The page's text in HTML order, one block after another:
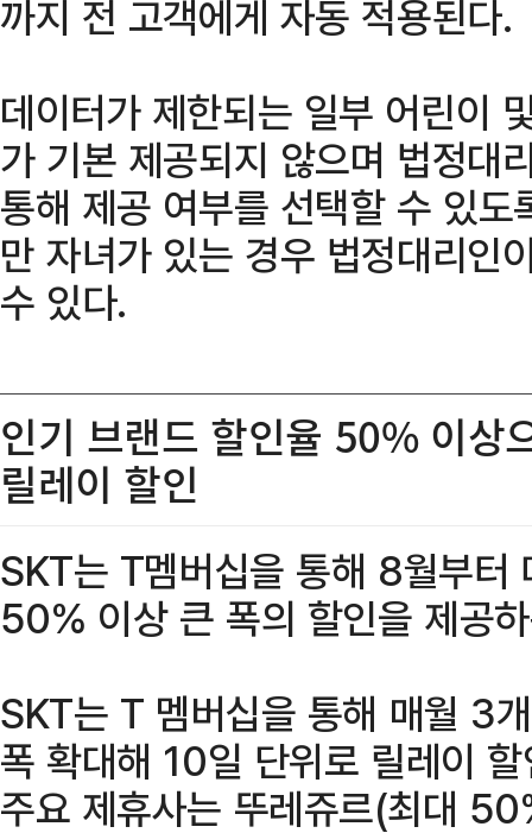
까지 전 고객에게 자동 적용된다.
데이터가 제한되는 일부 어린이
가 기본 제공되지 않으며 법정대
통해 제공 여부를 선택할 수 있
만 자녀가 있는 경우 법정대리인
수 있다.
인기 브랜드 할인율 50% 이상
릴레이 할인
SKT는 T멤버십을 통해 8월부터
50% 이상 큰 폭의 할인을 제공
SKT는 T 멤버십을 통해 매월 3
폭 확대해 10일 단위로 릴레이
주요 제휴사는 뚜레쥬르(최대